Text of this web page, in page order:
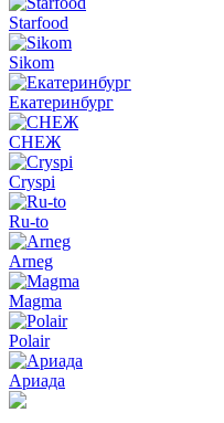
Starfood
Sikom
Екатеринбург
СНЕЖ
Cryspi
Ru-to
Arneg
Magma
Polair
Ариада